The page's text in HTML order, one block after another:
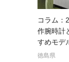
コラム：
作腕時計
すめモデ
徳島県